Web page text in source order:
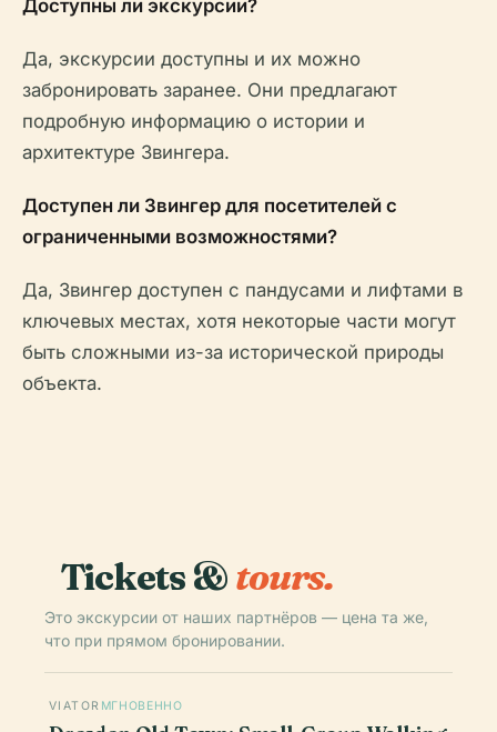
Доступны ли экскурсии?
Да, экскурсии доступны и их можно
забронировать заранее. Они предлагают
подробную информацию о истории и
архитектуре Звингера.
Доступен ли Звингер для посетителей с
ограниченными возможностями?
Да, Звингер доступен с пандусами и лифтами в
ключевых местах, хотя некоторые части могут
быть сложными из-за исторической природы
объекта.
Tickets &tours.
Это экскурсии от наших партнёров — цена та же,
что при прямом бронировании.
VIATOR МГНОВЕННО